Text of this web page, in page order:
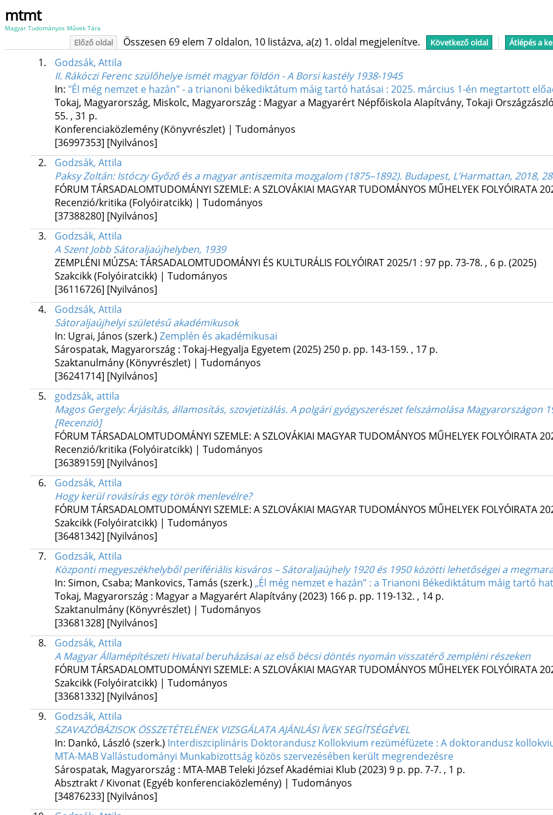
mtmt
Magyar Tudományos Művek Tára
Előző oldal Összesen 69 elem 7 oldalon, 10 listázva, a(z) 1. oldal megjelenítve. Következő oldal Átlépés a
1.
Godzsák, Attila
II. Rákóczi Ferenc szülőhelye ismét magyar földön - A Borsi kastély 1938-1945
In: "Él még nemzet e hazán" - a trianoni békediktátum máig tartó hatásai : 2025. március 1-én megtartott
Tokaj, Magyarország, Miskolc, Magyarország : Magyar a Magyarért Népfőiskola Alapítvány, Tokaji
55. , 31 p.
Konferenciaközlemény (Könyvrészlet) | Tudományos
[36997353] [Nyilvános]
2.
Godzsák, Attila
Paksy Zoltán: Istóczy Győző és a magyar antiszemita mozgalom (1875–1892). Budapest, L’Harmattan, 2018,
FÓRUM TÁRSADALOMTUDOMÁNYI SZEMLE: A SZLOVÁKIAI MAGYAR TUDOMÁNYOS MŰHELYEK FOLYÓIRATA
Recenzió/kritika (Folyóiratcikk) | Tudományos
[37388280] [Nyilvános]
3.
Godzsák, Attila
A Szent Jobb Sátoraljaújhelyben, 1939
ZEMPLÉNI MÚZSA: TÁRSADALOMTUDOMÁNYI ÉS KULTURÁLIS FOLYÓIRAT2025/1 : 97 pp. 73-78. , 6 p. (2025)
Szakcikk (Folyóiratcikk) | Tudományos
[36116726] [Nyilvános]
4.
Godzsák, Attila
Sátoraljaújhelyi születésű akadémikusok
In: Ugrai, János (szerk.) Zemplén és akadémikusai
Sárospatak, Magyarország : Tokaj-Hegyalja Egyetem (2025) 250 p. pp. 143-159. , 17 p.
Szaktanulmány (Könyvrészlet) | Tudományos
[36241714] [Nyilvános]
5.
godzsák, attila
Magos Gergely: Árjásítás, államosítás, szovjetizálás. A polgári gyógyszerészet felszámolása Magyarországon
[Recenzió]
FÓRUM TÁRSADALOMTUDOMÁNYI SZEMLE: A SZLOVÁKIAI MAGYAR TUDOMÁNYOS MŰHELYEK FOLYÓIRATA
Recenzió/kritika (Folyóiratcikk) | Tudományos
[36389159] [Nyilvános]
6.
Godzsák, Attila
Hogy kerül rovásírás egy török menlevélre?
FÓRUM TÁRSADALOMTUDOMÁNYI SZEMLE: A SZLOVÁKIAI MAGYAR TUDOMÁNYOS MŰHELYEK FOLYÓIRATA
Szakcikk (Folyóiratcikk) | Tudományos
[36481342] [Nyilvános]
7.
Godzsák, Attila
Központi megyeszékhelyből perifériális kisváros – Sátoraljaújhely 1920 és 1950 közötti lehetőségei a
In: Simon, Csaba; Mankovics, Tamás (szerk.) „Él még nemzet e hazán” : a Trianoni Békediktátum máig tartó
Tokaj, Magyarország : Magyar a Magyarért Alapítvány(2023) 166 p. pp. 119-132. , 14 p.
Szaktanulmány (Könyvrészlet) | Tudományos
[33681328] [Nyilvános]
8.
Godzsák, Attila
A Magyar Államépítészeti Hivatal beruházásai az első bécsi döntés nyomán visszatérő zempléni részeken
FÓRUM TÁRSADALOMTUDOMÁNYI SZEMLE: A SZLOVÁKIAI MAGYAR TUDOMÁNYOS MŰHELYEK FOLYÓIRATA
Szakcikk (Folyóiratcikk) | Tudományos
[33681332] [Nyilvános]
9.
Godzsák, Attila
SZAVAZÓBÁZISOK ÖSSZETÉTELÉNEK VIZSGÁLATA AJÁNLÁSI ÍVEK SEGÍTSÉGÉVEL
In: Dankó, László (szerk.) Interdiszciplináris Doktorandusz Kollokvium rezüméfüzete : A doktorandusz
MTA-MAB Vallástudományi Munkabizottság közös szervezésében került megrendezésre
Sárospatak, Magyarország : MTA-MAB Teleki József Akadémiai Klub (2023) 9 p. pp. 7-7. , 1 p.
Absztrakt / Kivonat (Egyéb konferenciaközlemény) | Tudományos
[34876233] [Nyilvános]